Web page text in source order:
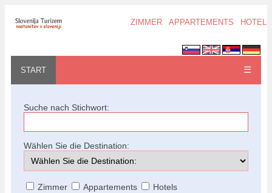
ZIMMER APPARTEMENTS HOTELS
START ☰
Suche nach Stichwort:
Wählen Sie die Destination:
Zimmer Appartements Hotels